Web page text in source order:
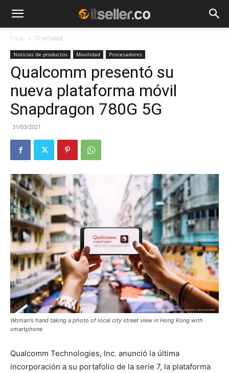
NOTICIAS
Inicio Movilidad
Noticias de productos Movilidad Procesadores
Qualcomm presentó su
nueva plataforma móvil
Snapdragon 780G 5G
31/03/2021
Woman's hand taking a photo of local city street view in Hong Kong with
smartphone
Qualcomm Technologies, Inc. anunció la última
incorporación a su portafolio de la serie 7, la plataforma